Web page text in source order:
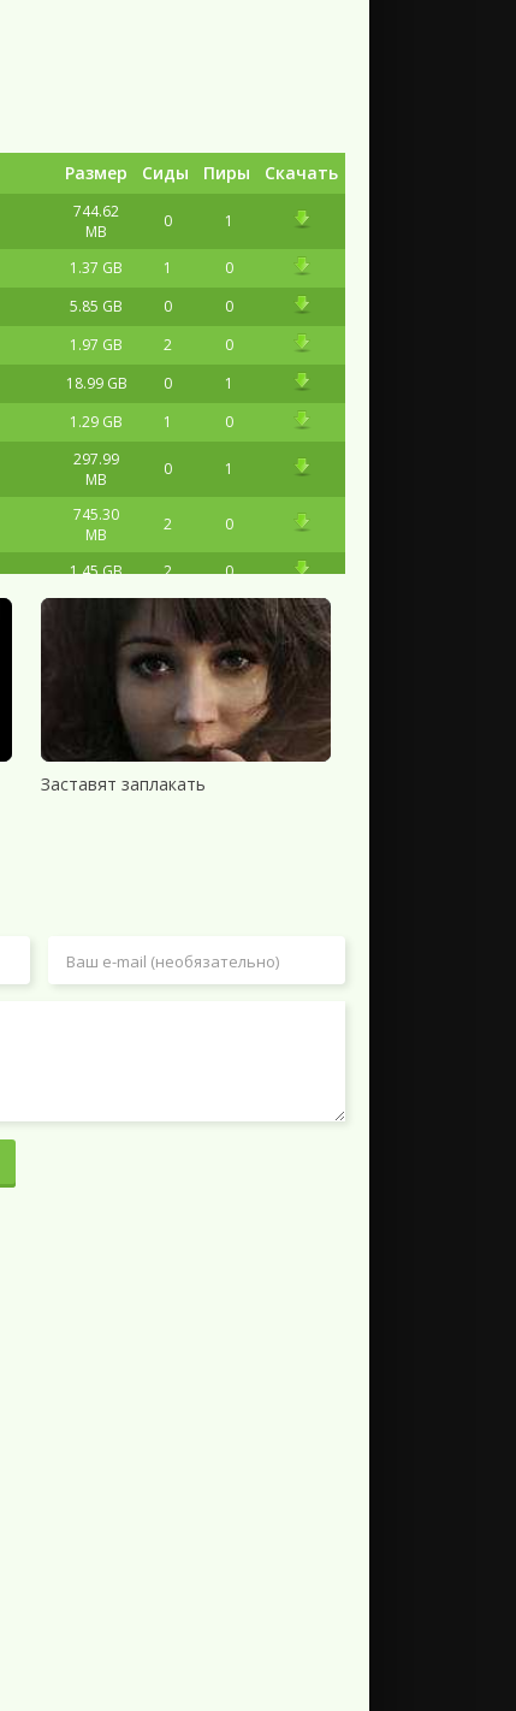
Размер Сиды Пиры Скачать
744.62
MB
0 1
1.37 GB 1
0
5.85 GB 0
0
1.97 GB 2
0
18.99 GB 0
1
1.29 GB 1 0
297.99
MB
0 1
745.30
MB
2 0
1.45 GB 2 0
1
0
0
1.09 GB
0
1
1.37 GB 1
1.37 GB 1
0
Заставят заплакать